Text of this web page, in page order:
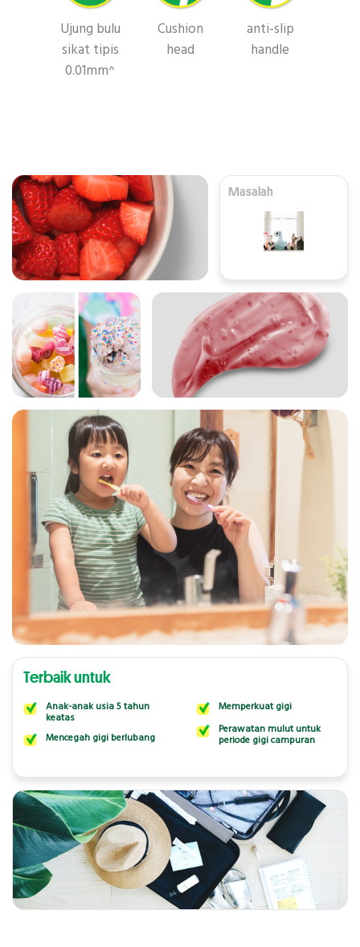
Ujung bulu
sikat tipis
0.01mm^
Cushion
head
anti-slip
handle
Masalah
Terbaik untuk
Anak-anak usia 5 tahun
keatas
Mencegah gigi berlubang
Memperkuat gigi
Perawatan mulut untuk
periode gigi campuran